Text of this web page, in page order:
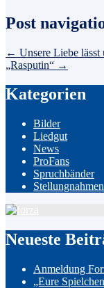
Post
← Unsere Liebe lässt
„Rasputin“ →
Kategorien
Bilder
Liedgut
News
ProFans
Spruchbänder
Stellungnahmen
Neueste
Anmeldung
„Eure